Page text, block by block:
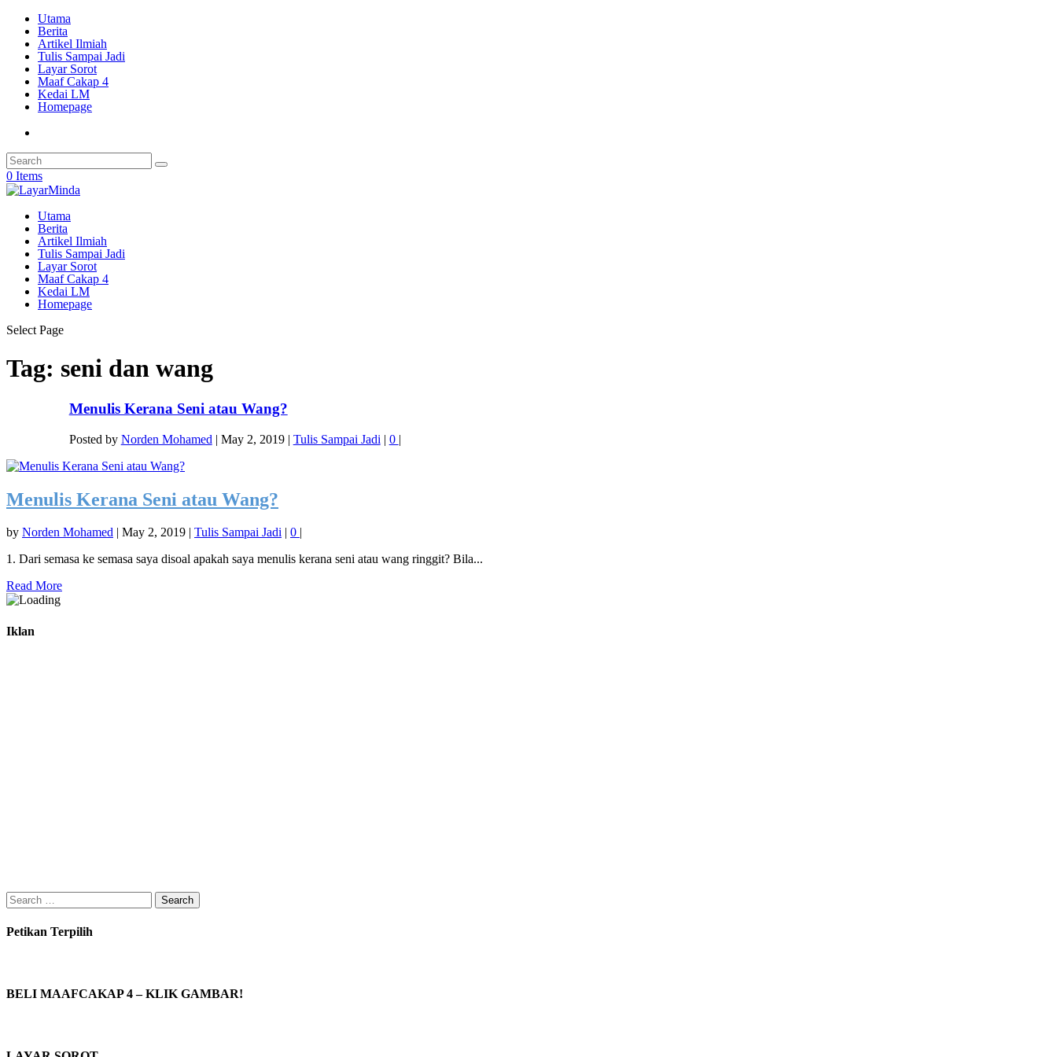
Utama
Berita
Artikel Ilmiah
Tulis Sampai Jadi
Layar Sorot
Maaf Cakap 4
Kedai LM
Homepage
0 Items
Utama
Berita
Artikel Ilmiah
Tulis Sampai Jadi
Layar Sorot
Maaf Cakap 4
Kedai LM
Homepage
Select Page
Tag: seni dan wang
Menulis Kerana Seni atau Wang?
Posted by Norden Mohamed | May 2, 2019| Tulis Sampai Jadi | 0 |
Menulis Kerana Seni atau Wang?
by Norden Mohamed | May 2, 2019 | Tulis Sampai Jadi | 0 |
1. Dari semasa ke semasa saya disoal apakah saya menulis kerana seni atau wang ringgit? Bila...
Read More
Iklan
Search
for:
Petikan Terpilih
BELI MAAFCAKAP 4 – KLIK GAMBAR!